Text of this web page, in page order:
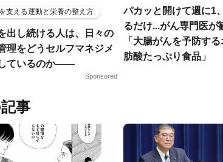
支える運動と栄養の整え方
出し続ける人は、日々の
理をどうセルフマネジメ
ているのか——
Sponsored
パカッと開けて週に1
るだけ...がん専門医が
「大腸がんを予防す
肪酸たっぷり食品」
事